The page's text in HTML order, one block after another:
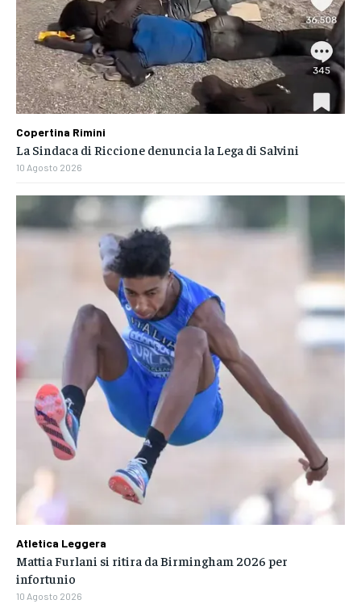
Copertina Rimini
La Sindaca di Riccione denuncia la Lega di Salvini
10 Agosto 2026
Atletica Leggera
Mattia Furlani si ritira da Birmingham 2026 per
infortunio
10 Agosto 2026